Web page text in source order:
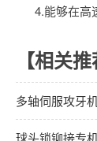
4.能够在高
【相关推
多轴伺服攻牙
球头锁铆接专